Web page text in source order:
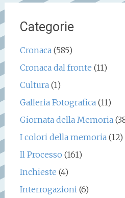
Categorie
Cronaca(585)
Cronaca dal fronte (11)
Cultura(1)
Galleria Fotografica(11)
Giornata della Memoria
I colori della memoria(12)
Il Processo (161)
Inchieste (4)
Interrogazioni(6)